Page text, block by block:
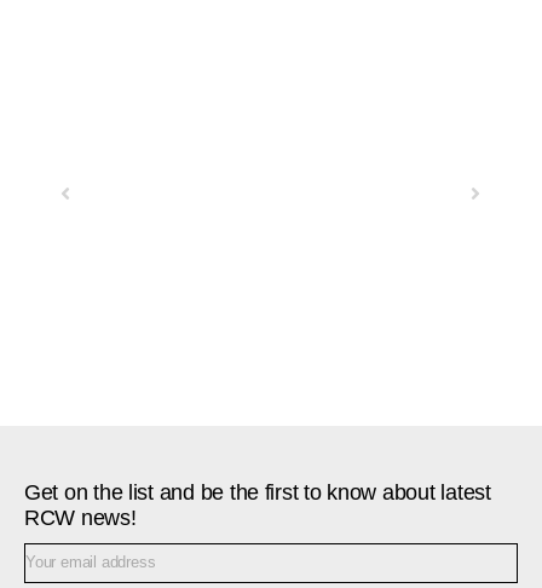
Get on the list and be the first to know about latest
RCW news!